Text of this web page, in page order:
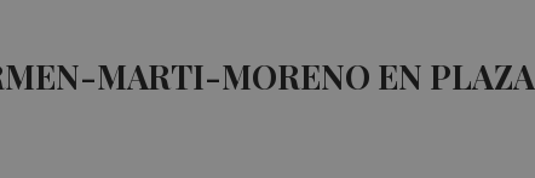
MARTI-MORENO EN